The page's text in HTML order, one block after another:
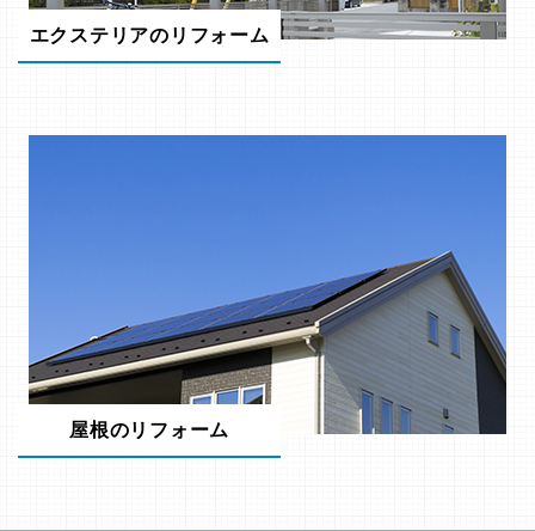
エクステリアのリフォーム
屋根のリフォーム